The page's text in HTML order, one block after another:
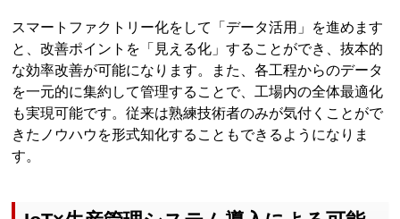
スマートファクトリー化をして「データ活用」を進めます
と、改善ポイントを「見える化」することができ、抜本的
な効率改善が可能になります。また、各工程からのデータ
を一元的に集約して管理することで、工場内の全体最適化
も実現可能です。従来は熟練技術者のみが気付くことがで
きたノウハウを形式知化することもできるようになりま
す。